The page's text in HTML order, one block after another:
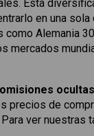
Está
en una sola
Alemania
mercados
precios de
ver nuestras